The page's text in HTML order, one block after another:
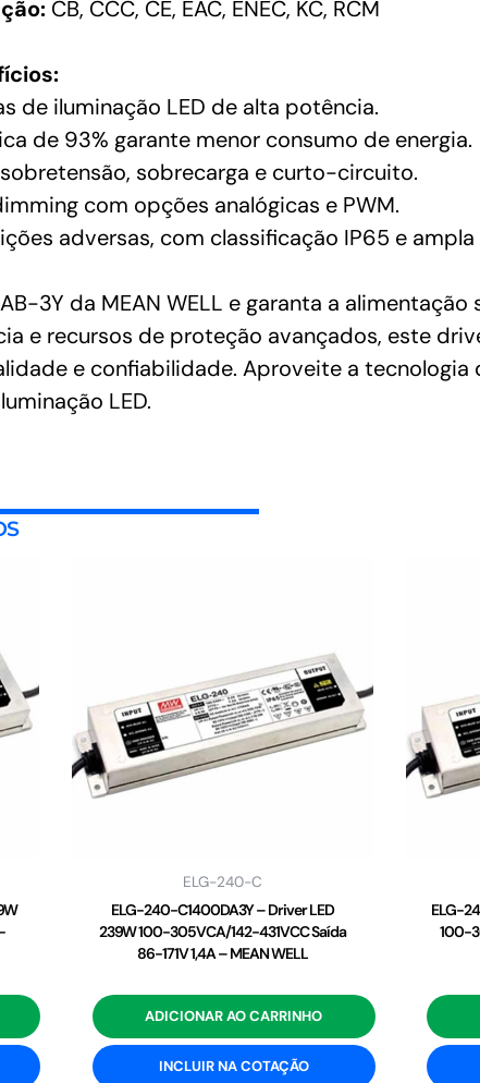
CB, CCC, CE, EAC, ENEC, KC, RCM
de iluminação LED de alta potência.
de 93% garante menor consumo de energia.
sobrecarga e curto-circuito.
com opções analógicas e PWM.
adversas, com classificação IP65 e
3Y da MEAN WELL e garanta a
e recursos de proteção avançados, este
e confiabilidade. Aproveite a
LED.
ELG-240-C
ELG-240-C1400DA3Y – Driver LED
239W 100-305VCA/142-431VCC Saída
86-171V 1,4A – MEAN WELL
ADICIONAR AO CARRINHO
INCLUIR NA COTAÇÃO
ELG-
100-